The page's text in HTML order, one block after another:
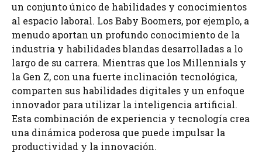
un conjunto único de habilidades y conocimientos
al espacio laboral. Los Baby Boomers, por ejemplo, a
menudo aportan un profundo conocimiento de la
industria y habilidades blandas desarrolladas a lo
largo de su carrera. Mientras que los Millennials y
la Gen Z, con una fuerte inclinación tecnológica,
comparten sus habilidades digitales y un enfoque
innovador para utilizar la inteligencia artificial.
Esta combinación de experiencia y tecnología crea
una dinámica poderosa que puede impulsar la
productividad y la innovación.